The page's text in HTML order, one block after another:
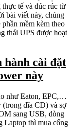
thực tế và đúc rúc từ
bài viết này, chúng
mềm kèm theo
thái UPS được hoạt
hành cài đặt
này
như Eaton, EPC,…
(trong đĩa CD) và sợ
sang USB, dòng
Laptop thì mua cổng